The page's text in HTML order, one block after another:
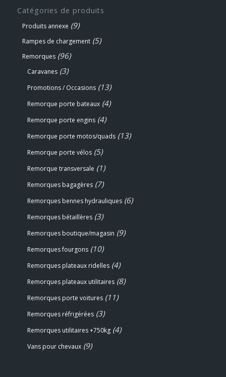
Catégories de produits
Produits annexe (9)
Rampes de chargement (5)
Remorques (96)
Caravanes (3)
Promotions / Occasions (13)
Remorque porte bateaux (4)
Remorque porte engins (4)
Remorque porte motos/quads (13)
Remorque porte vélos (5)
Remorque transversale (1)
Remorques bagagères (7)
Remorques bennes hydrauliques (6)
Remorques bétaillères (3)
Remorques boutique/magasin (9)
Remorques fourgons (10)
Remorques plateaux ridelles (4)
Remorques plateaux utilitaires (8)
Remorques porte voitures (11)
Remorques réfrigérées (3)
Remorques utilitaires +750kg (4)
Vans pour chevaux (9)